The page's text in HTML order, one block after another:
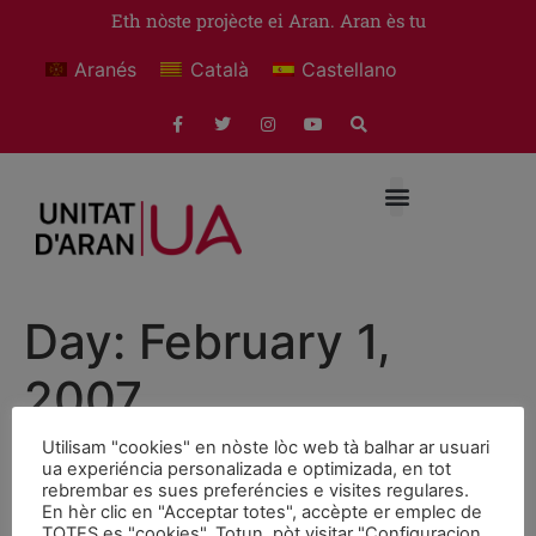
Eth nòste projècte ei Aran. Aran ès tu
Aranés Català Castellano
Day: February 1,
2007
El Aran debate la
diversificación del turismo
Utilisam "cookies" en nòste lòc web tà balhar ar usuari
ua experiéncia personalizada e optimizada, en tot
rebrembar es sues preferéncies e visites regulares.
En hèr clic en "Acceptar totes", accèpte er emplec de